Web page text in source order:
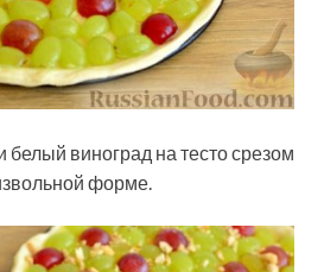
виноград на тесто срезом
форме.